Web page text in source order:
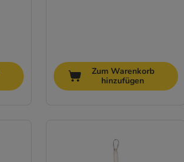
Zum Warenkorb
hinzufügen